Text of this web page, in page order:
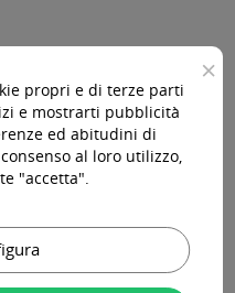

per ottenere la
×
propri e di terze parti
e mostrarti pubblicità
ed abitudini di
al loro utilizzo,
"accetta".